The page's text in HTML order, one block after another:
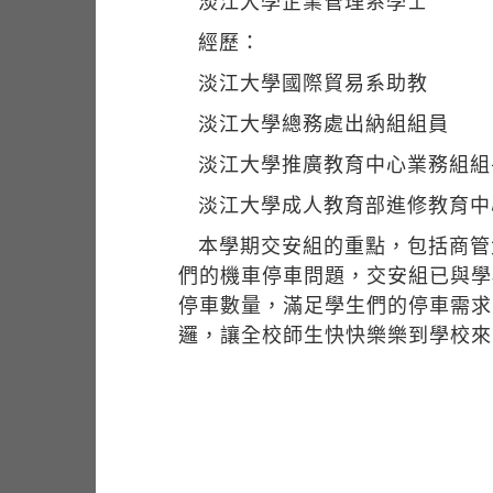
經歷：
淡江大學國際貿易系助教
淡江大學總務處出納組組員
淡江大學推廣教育中心業務組
淡江大學成人教育部進修教育
本學期交安組的重點，包括商
們的機車停車問題，交安組已與
停車數量，滿足學生們的停車需
邏，讓全校師生快快樂樂到學校